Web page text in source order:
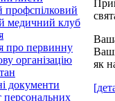
профспілковий
медичний клуб
про первинну
організацію
документи
персональних
як